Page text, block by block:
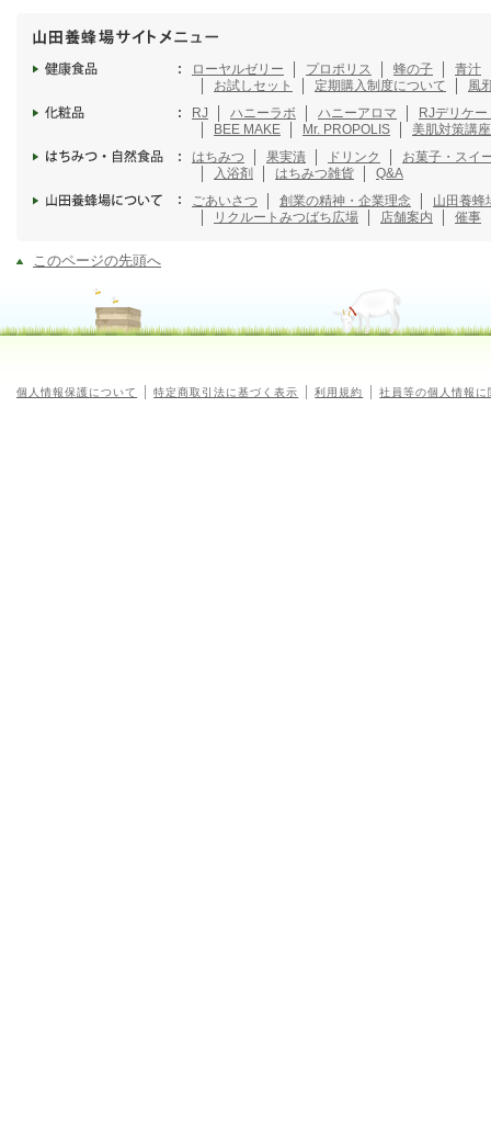
ローヤルゼリー プロポリス 蜂の子
青汁
お試しセット
定期購入制度について
風
RJ
ハニーラボ ハニーアロマ
RJデリケ
BEE MAKE
Mr. PROPOLIS
美肌対策講座
はちみつ
果実漬 ドリンク
お菓子・スイ
入浴剤
はちみつ雑貨
Q&A
ごあいさつ
創業の精神・企業理念
山田養蜂
リクルート みつばち広場 店舗案内 催事
このページの先頭へ
個人情報保護について 特定商取引法に基づく表示 利用規約 社員等の個人情報